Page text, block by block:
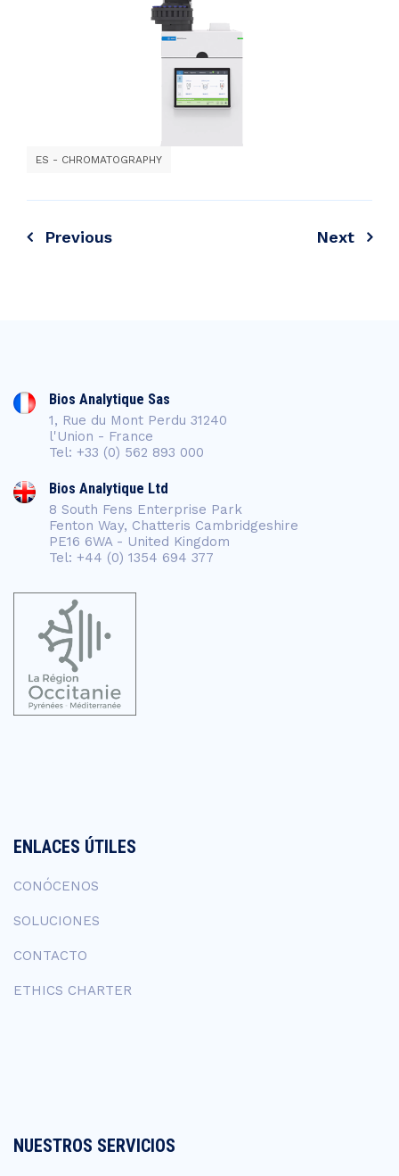
ES - CHROMATOGRAPHY
Previous Next
Bios Analytique Sas
1, Rue du Mont Perdu 31240
l'Union - France
Tel: +33 (0) 562 893 000
Bios Analytique Ltd
8 South Fens Enterprise Park
Fenton Way, Chatteris Cambridgeshire
PE16 6WA - United Kingdom
Tel: +44 (0) 1354 694 377
ENLACES ÚTILES
CONÓCENOS
SOLUCIONES
CONTACTO
ETHICS CHARTER
NUESTROS SERVICIOS